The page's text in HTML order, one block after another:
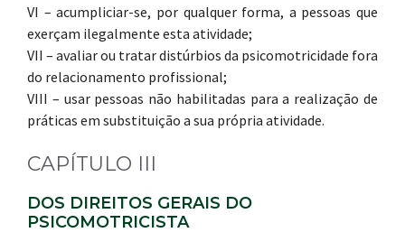
VI – acumpliciar-se, por qualquer forma, a pessoas que
exerçam ilegalmente esta atividade;
VII – avaliar ou tratar distúrbios da psicomotricidade fora
do relacionamento profissional;
VIII – usar pessoas não habilitadas para a realização de
práticas em substituição a sua própria atividade.
CAPÍTULO III
DOS DIREITOS GERAIS DO
PSICOMOTRICISTA